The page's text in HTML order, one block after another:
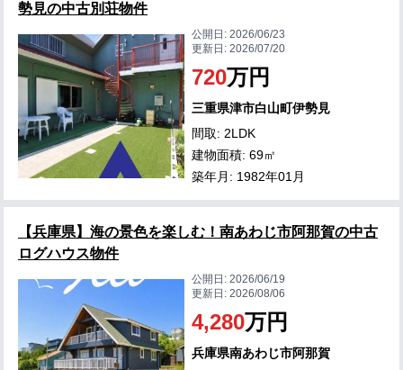
勢見の中古別荘物件
公開日:2026/06/23
更新日:2026/07/20
720万円
三重県津市白山町伊勢見
間取: 2LDK
建物面積: 69㎡
築年月: 1982年01月
【兵庫県】海の景色を楽しむ！南あわじ市阿那賀の中古
ログハウス物件
公開日:2026/06/19
更新日:2026/08/06
4,280万円
兵庫県南あわじ市阿那賀